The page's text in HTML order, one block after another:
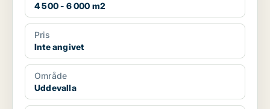
4 500 - 6 000 m2
Pris
Inte angivet
Område
Uddevalla